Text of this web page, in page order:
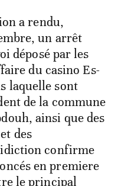
a rendu,
un arrêt
déposé par les
du casino Es-
laquelle sont
de la commune
ainsi que des
des
confirme
en premiere
le principal